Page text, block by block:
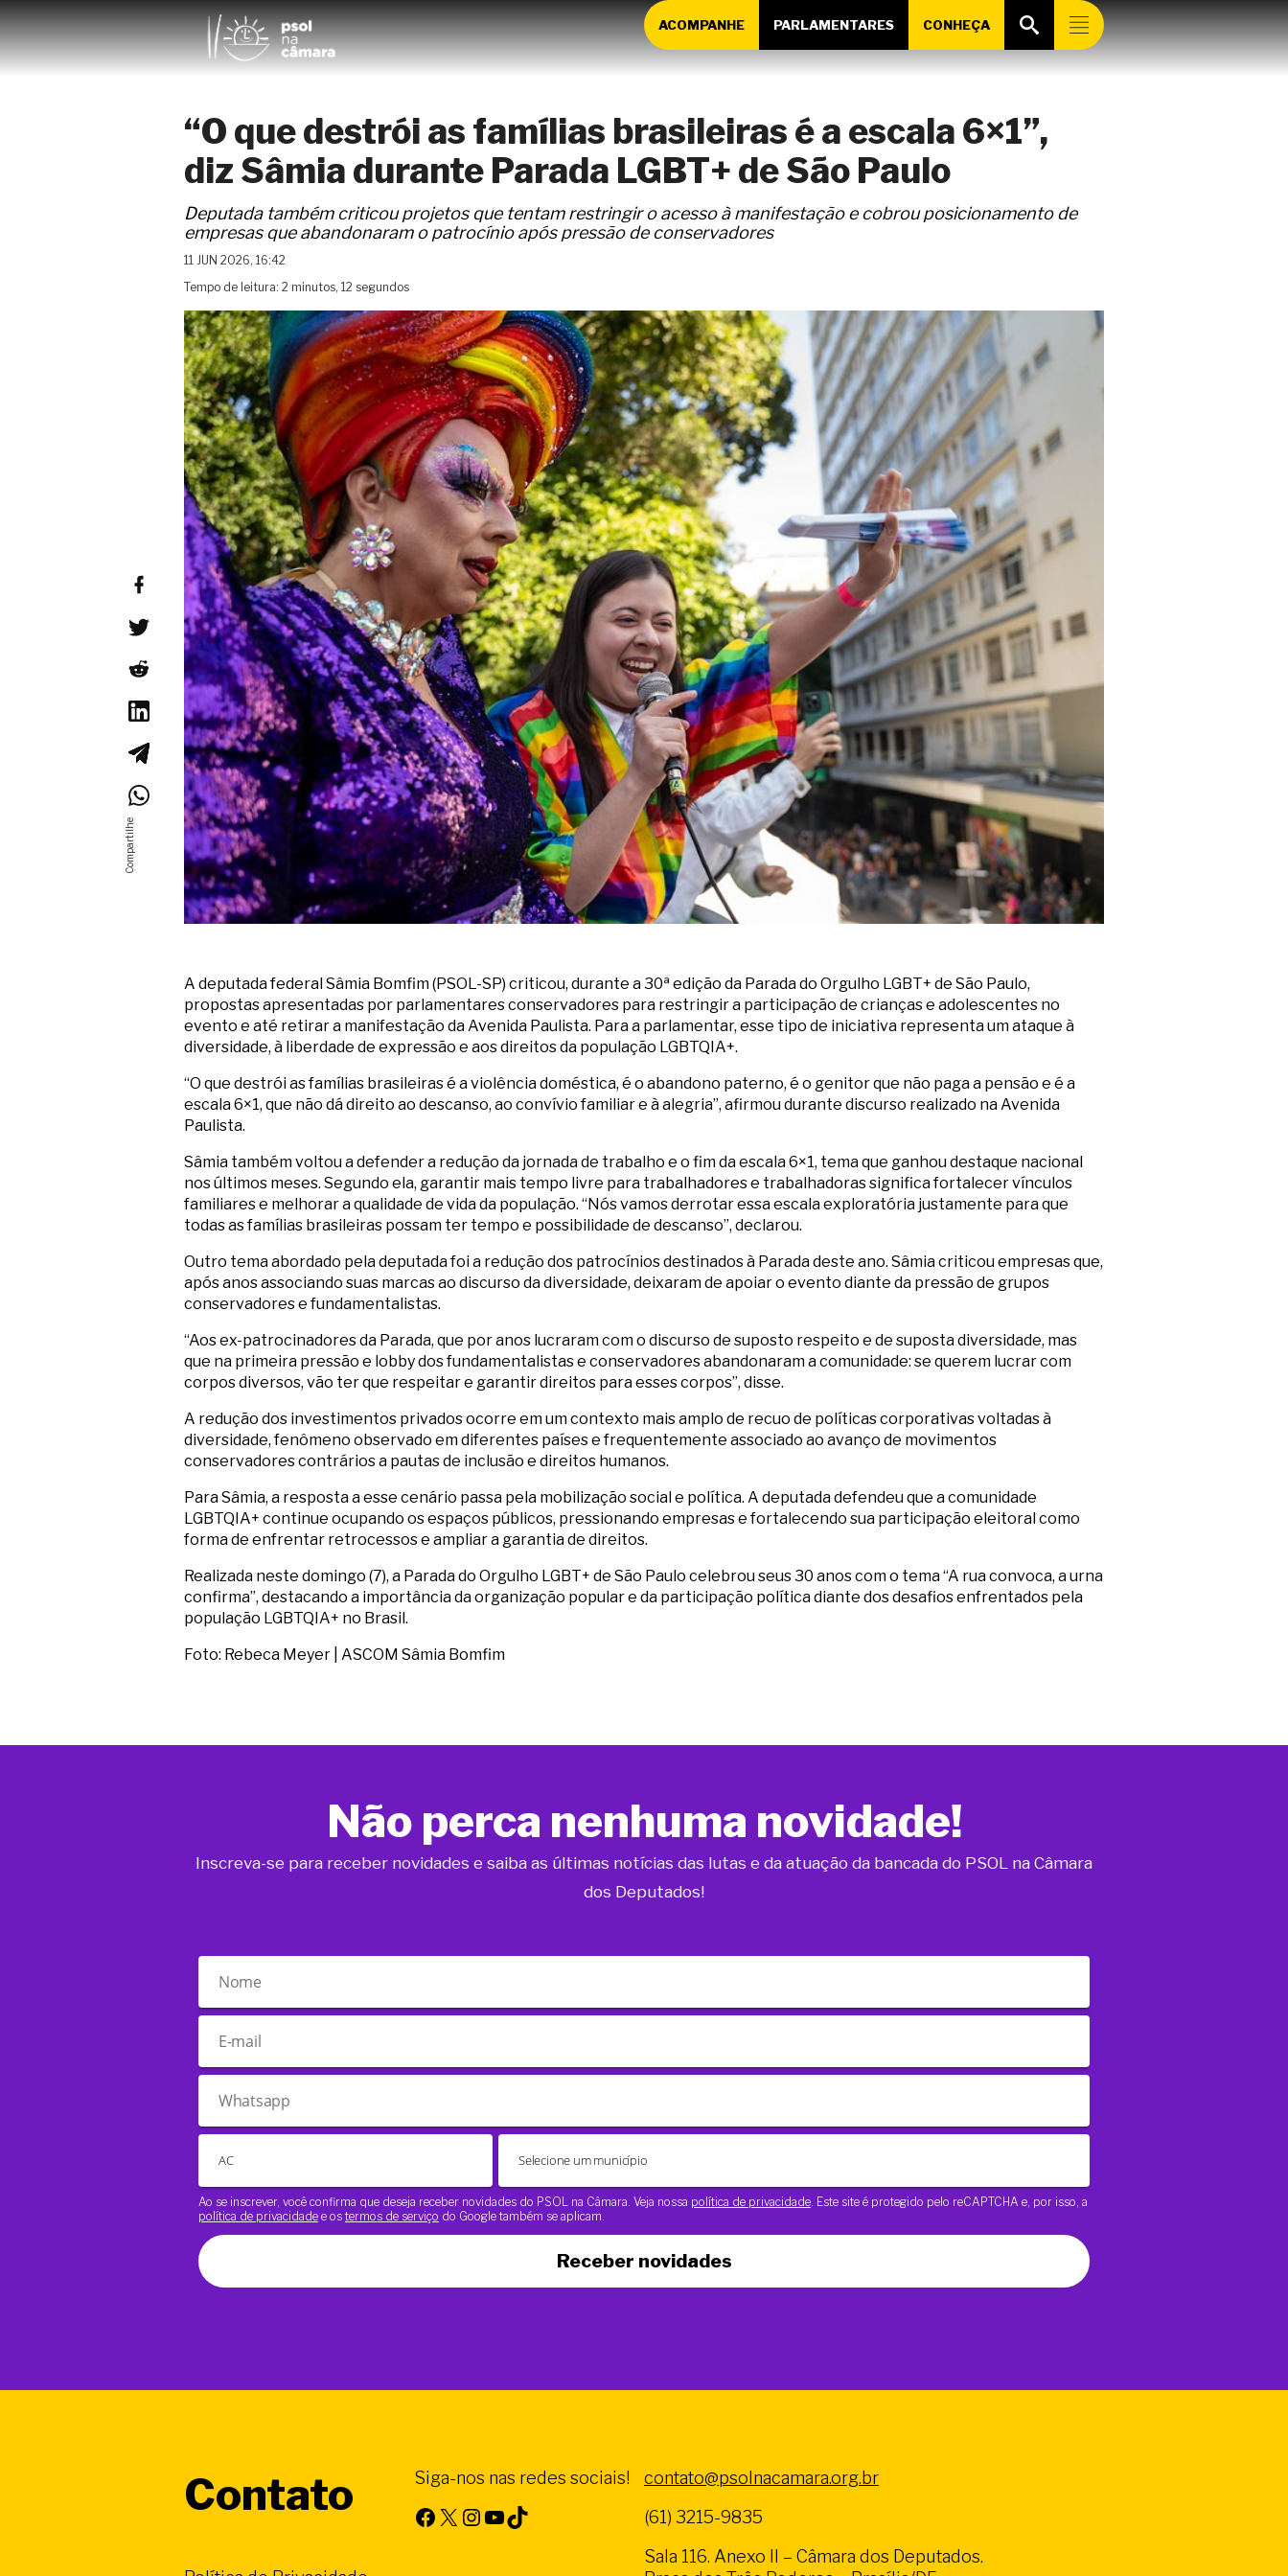
ACOMPANHE PARLAMENTARES CONHEÇA
“O que destrói as famílias brasileiras é a escala 6×1”,
diz Sâmia durante Parada LGBT+ de São Paulo
Deputada também criticou projetos que tentam restringir o acesso à manifestação e cobrou posicionamento de
empresas que abandonaram o patrocínio após pressão de conservadores
11 JUN 2026, 16:42
Tempo de leitura: 2 minutos, 12 segundos
A deputada federal Sâmia Bomfim (PSOL-SP) criticou, durante a 30ª edição da Parada do Orgulho LGBT+ de São Paulo,
propostas apresentadas por parlamentares conservadores para restringir a participação de crianças e adolescentes no
evento e até retirar a manifestação da Avenida Paulista. Para a parlamentar, esse tipo de iniciativa representa um ataque à
diversidade, à liberdade de expressão e aos direitos da população LGBTQIA+.
“O que destrói as famílias brasileiras é a violência doméstica, é o abandono paterno, é o genitor que não paga a pensão e é a
escala 6×1, que não dá direito ao descanso, ao convívio familiar e à alegria”, afirmou durante discurso realizado na Avenida
Paulista.
Sâmia também voltou a defender a redução da jornada de trabalho e o fim da escala 6×1, tema que ganhou destaque nacional
nos últimos meses. Segundo ela, garantir mais tempo livre para trabalhadores e trabalhadoras significa fortalecer vínculos
familiares e melhorar a qualidade de vida da população. “Nós vamos derrotar essa escala exploratória justamente para que
todas as famílias brasileiras possam ter tempo e possibilidade de descanso”, declarou.
Outro tema abordado pela deputada foi a redução dos patrocínios destinados à Parada deste ano. Sâmia criticou empresas que,
após anos associando suas marcas ao discurso da diversidade, deixaram de apoiar o evento diante da pressão de grupos
conservadores e fundamentalistas.
“Aos ex-patrocinadores da Parada, que por anos lucraram com o discurso de suposto respeito e de suposta diversidade, mas
que na primeira pressão e lobby dos fundamentalistas e conservadores abandonaram a comunidade: se querem lucrar com
corpos diversos, vão ter que respeitar e garantir direitos para esses corpos”, disse.
A redução dos investimentos privados ocorre em um contexto mais amplo de recuo de políticas corporativas voltadas à
diversidade, fenômeno observado em diferentes países e frequentemente associado ao avanço de movimentos
conservadores contrários a pautas de inclusão e direitos humanos.
Para Sâmia, a resposta a esse cenário passa pela mobilização social e política. A deputada defendeu que a comunidade
LGBTQIA+ continue ocupando os espaços públicos, pressionando empresas e fortalecendo sua participação eleitoral como
forma de enfrentar retrocessos e ampliar a garantia de direitos.
Realizada neste domingo (7), a Parada do Orgulho LGBT+ de São Paulo celebrou seus 30 anos com o tema “A rua convoca, a urna
confirma”, destacando a importância da organização popular e da participação política diante dos desafios enfrentados pela
população LGBTQIA+ no Brasil.
Foto: Rebeca Meyer | ASCOM Sâmia Bomfim
Não perca nenhuma novidade!
Inscreva-se para receber novidades e saiba as últimas notícias das lutas e da atuação da bancada do PSOL na Câmara
dos Deputados!
Ao se inscrever, você confirma que deseja receber novidades do PSOL na Câmara. Veja nossa política de privacidade . Este site é protegido pelo reCAPTCHA e, por isso, a
política de privacidade e os termos de serviço do Google também se aplicam.
Receber novidades
Contato Siga-nos nas redes sociais!
Facebook X Instagram Youtube TikTok
contato@psolnacamara.org.br
(61) 3215-9835
Sala 116. Anexo II – Câmara dos Deputados.